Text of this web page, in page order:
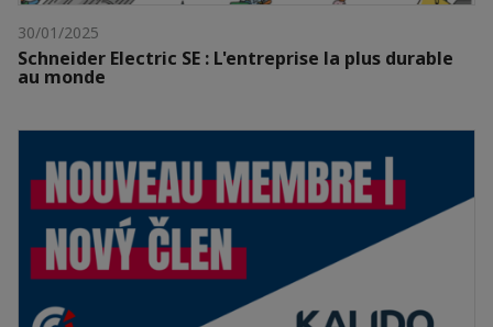
30/01/2025
Schneider Electric SE : L'entreprise la plus durable
au monde